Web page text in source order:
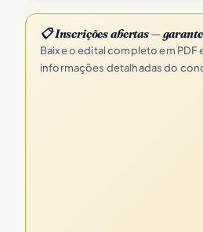
📋 Inscrições abertas —
Baixe o edital completo em PDF
informações detalhadas do